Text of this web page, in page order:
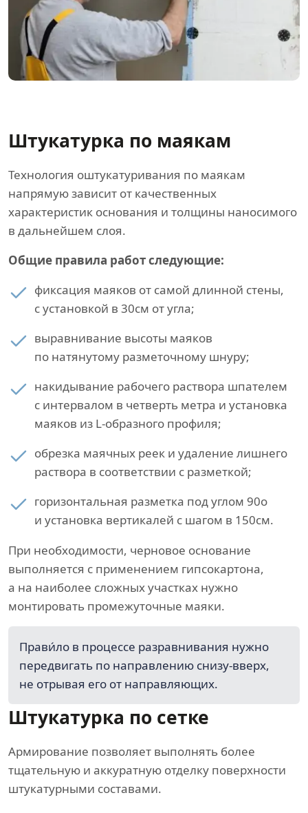
Штукатурка по маякам
Технология оштукатуривания по маякам
напрямую зависит от качественных
характеристик основания и толщины наносимого
в дальнейшем слоя.
Общие правила работ следующие:
фиксация маяков от самой длинной стены,
с установкой в 30см от угла;
выравнивание высоты маяков
по натянутому разметочному шнуру;
накидывание рабочего раствора шпателем
с интервалом в четверть метра и установка
маяков из L-образного профиля;
обрезка маячных реек и удаление лишнего
раствора в соответствии с разметкой;
горизонтальная разметка под углом 90о
и установка вертикалей с шагом в 150см.
При необходимости, черновое основание
выполняется с применением гипсокартона,
а на наиболее сложных участках нужно
монтировать промежуточные маяки.
Прави́ло в процессе разравнивания нужно
передвигать по направлению снизу-вверх,
не отрывая его от направляющих.
Штукатурка по сетке
Армирование позволяет выполнять более
тщательную и аккуратную отделку поверхности
штукатурными составами.